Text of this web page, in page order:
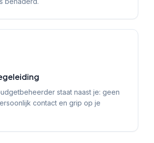
staat naast je: geen
contact en grip op je